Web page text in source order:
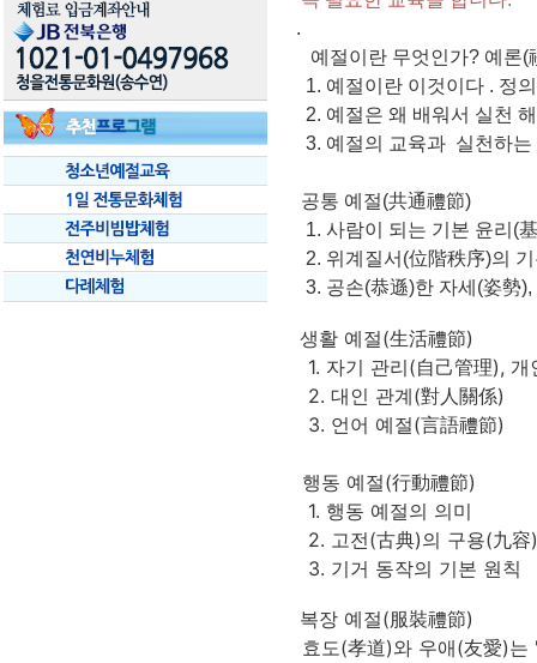
.
예절이란 무엇인가? 예론(
1. 예절이란 이것이다 . 정
2. 예절은 왜 배워서 실천
3. 예절의 교육과 실천하는
공통 예절(共通禮節)
1. 사람이 되는 기본 윤리(
2. 위계질서(位階秩序)의
3. 공손(恭遜)한 자세(姿勢
생활 예절(生活禮節)
1. 자기 관리(自己管理),
2. 대인 관계(對人關係)
3. 언어 예절(言語禮節)
행동 예절(行動禮節)
1. 행동 예절의 의미
2. 고전(古典)의 구용(九容)
3. 기거 동작의 기본 원칙
복장 예절(服裝禮節)
효도(孝道)와 우애(友愛)는